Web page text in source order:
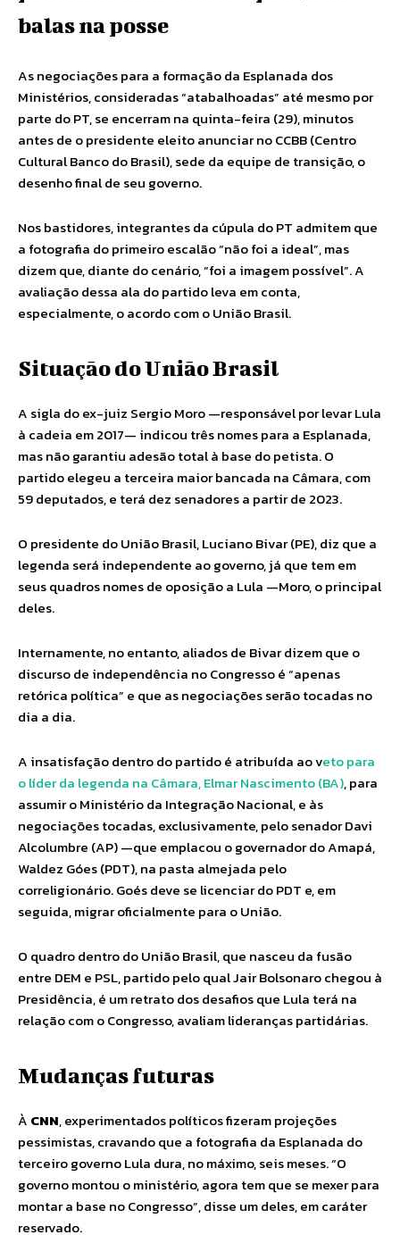
balas na posse
As negociações para a formação da Esplanada dos
Ministérios, consideradas “atabalhoadas” até mesmo por
parte do PT, se encerram na quinta-feira (29), minutos
antes de o presidente eleito anunciar no CCBB (Centro
Cultural Banco do Brasil), sede da equipe de transição, o
desenho final de seu governo.
Nos bastidores, integrantes da cúpula do PT admitem que
a fotografia do primeiro escalão “não foi a ideal”, mas
dizem que, diante do cenário, “foi a imagem possível”. A
avaliação dessa ala do partido leva em conta,
especialmente, o acordo com o União Brasil.
Situação do União Brasil
A sigla do ex-juiz Sergio Moro —responsável por levar Lula
à cadeia em 2017— indicou três nomes para a Esplanada,
mas não garantiu adesão total à base do petista. O
partido elegeu a terceira maior bancada na Câmara, com
59 deputados, e terá dez senadores a partir de 2023.
O presidente do União Brasil, Luciano Bivar (PE), diz que a
legenda será independente ao governo, já que tem em
seus quadros nomes de oposição a Lula —Moro, o principal
deles.
Internamente, no entanto, aliados de Bivar dizem que o
discurso de independência no Congresso é “apenas
retórica política” e que as negociações serão tocadas no
dia a dia.
A insatisfação dentro do partido é atribuída ao veto para
o líder da legenda na Câmara, Elmar Nascimento (BA), para
assumir o Ministério da Integração Nacional, e às
negociações tocadas, exclusivamente, pelo senador Davi
Alcolumbre (AP) —que emplacou o governador do Amapá,
Waldez Góes (PDT), na pasta almejada pelo
correligionário. Goés deve se licenciar do PDT e, em
seguida, migrar oficialmente para o União.
O quadro dentro do União Brasil, que nasceu da fusão
entre DEM e PSL, partido pelo qual Jair Bolsonaro chegou à
Presidência, é um retrato dos desafios que Lula terá na
relação com o Congresso, avaliam lideranças partidárias.
Mudanças futuras
À CNN, experimentados políticos fizeram projeções
pessimistas, cravando que a fotografia da Esplanada do
terceiro governo Lula dura, no máximo, seis meses. “O
governo montou o ministério, agora tem que se mexer para
montar a base no Congresso”, disse um deles, em caráter
reservado.